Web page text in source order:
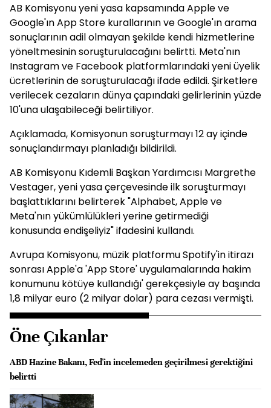
AB Komisyonu yeni yasa kapsamında Apple ve
Google'ın App Store kurallarının ve Google'ın arama
sonuçlarının adil olmayan şekilde kendi hizmetlerine
yöneltmesinin soruşturulacağını belirtti. Meta'nın
Instagram ve Facebook platformlarındaki yeni üyelik
ücretlerinin de soruşturulacağı ifade edildi. Şirketlere
verilecek cezaların dünya çapındaki gelirlerinin yüzde
10'una ulaşabileceği belirtiliyor.
Açıklamada, Komisyonun soruşturmayı 12 ay içinde
sonuçlandırmayı planladığı bildirildi.
AB Komisyonu Kıdemli Başkan Yardımcısı Margrethe
Vestager, yeni yasa çerçevesinde ilk soruşturmayı
başlattıklarını belirterek "Alphabet, Apple ve
Meta'nın yükümlülükleri yerine getirmediği
konusunda endişeliyiz" ifadesini kullandı.
Avrupa Komisyonu, müzik platformu Spotify'in itirazı
sonrası Apple'a 'App Store' uygulamalarında hakim
konumunu kötüye kullandığı' gerekçesiyle ay başında
1,8 milyar euro (2 milyar dolar) para cezası vermişti.
Öne Çıkanlar
ABD Hazine Bakanı, Fed'in incelemeden geçirilmesi gerektiğini
belirtti